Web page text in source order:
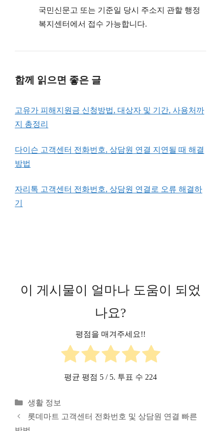
국민신문고 또는 기준일 당시 주소지 관할 행정
복지센터에서 접수 가능합니다.
함께 읽으면 좋은 글
고유가 피해지원금 신청방법, 대상자 및 기간, 사용처까
지 총정리
다이슨 고객센터 전화번호, 상담원 연결 지연될 때 해결
방법
자리톡 고객센터 전화번호, 상담원 연결로 오류 해결하
기
이 게시물이 얼마나 도움이 되었
나요?
평점을 매겨주세요!!
평균 평점 5 / 5. 투표 수 224
카
테
생활 정보
롯데마트 고객센터 전화번호 및 상담원 연결 빠른